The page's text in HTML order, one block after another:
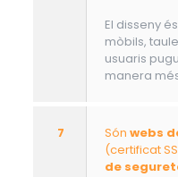
El disseny
mòbils,
usuaris
manera
7 Són webs
(certificat
de